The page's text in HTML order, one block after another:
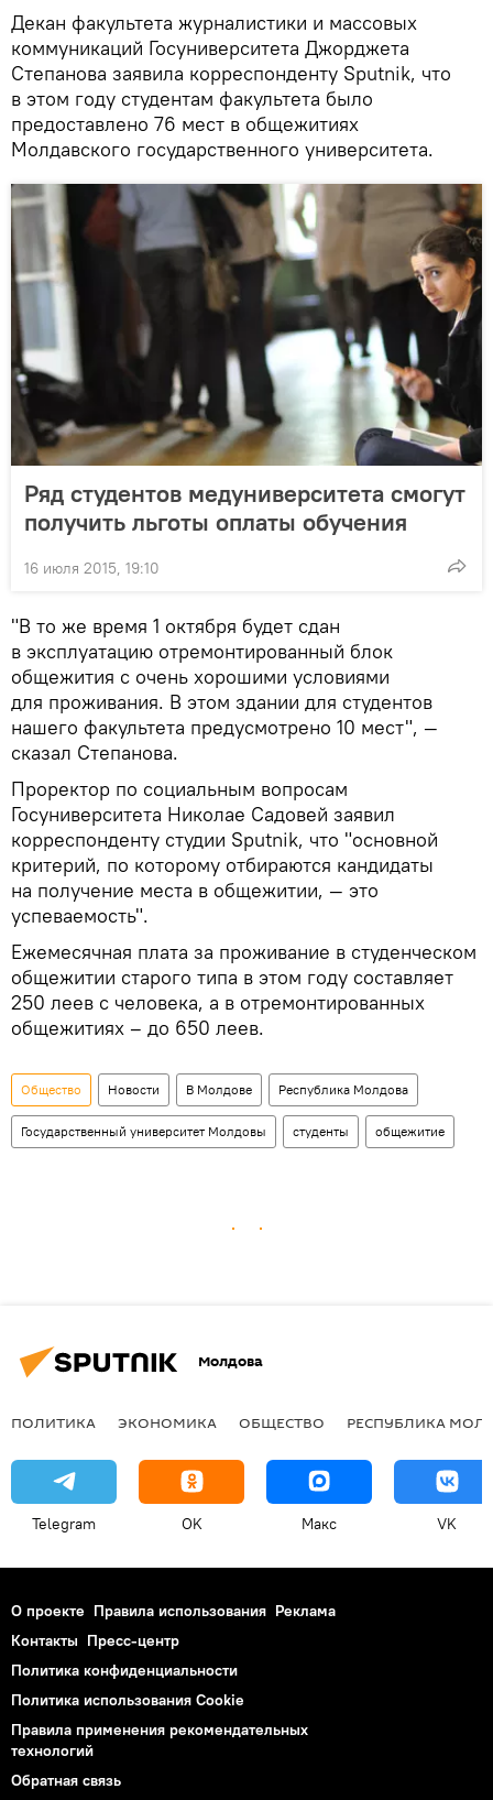
Декан факультета журналистики и массовых
коммуникаций Госуниверситета Джорджета
Степанова заявила корреспонденту Sputnik, что
в этом году студентам факультета было
предоставлено 76 мест в общежитиях
Молдавского государственного университета.
Ряд студентов медуниверситета смогут
получить льготы оплаты обучения
16 июля 2015, 19:10
"В то же время 1 октября будет сдан
в эксплуатацию отремонтированный блок
общежития с очень хорошими условиями
для проживания. В этом здании для студентов
нашего факультета предусмотрено 10 мест", —
сказал Степанова.
Проректор по социальным вопросам
Госуниверситета Николае Садовей заявил
корреспонденту студии Sputnik, что "основной
критерий, по которому отбираются кандидаты
на получение места в общежитии, — это
успеваемость".
Ежемесячная плата за проживание в студенческом
общежитии старого типа в этом году составляет
250 леев с человека, а в отремонтированных
общежитиях – до 650 леев.
Общество Новости В Молдове Республика Молдова
Государственный университет Молдовы студенты общежитие
Молдова
ПОЛИТИКА ЭКОНОМИКА ОБЩЕСТВО РЕСПУБЛИКА
Telegram OK Макс VK
О проекте Правила использования Реклама
Контакты Пресс-центр
Политика конфиденциальности
Политика использования Cookie
Правила применения рекомендательных
технологий
Обратная связь